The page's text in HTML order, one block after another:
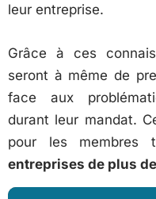
leur entreprise.
Grâce à ces
seront à même de
face aux
durant leur mandat.
pour les membres
entreprises de plus